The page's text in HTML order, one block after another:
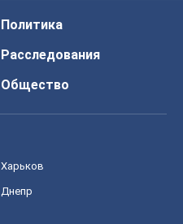
Политика
Расследования
Общество
Харьков
Днепр